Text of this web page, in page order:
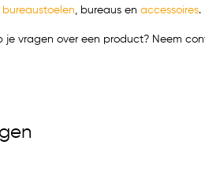
bureaustoelen bureaus en accessoires.
je vragen over een product? Neem